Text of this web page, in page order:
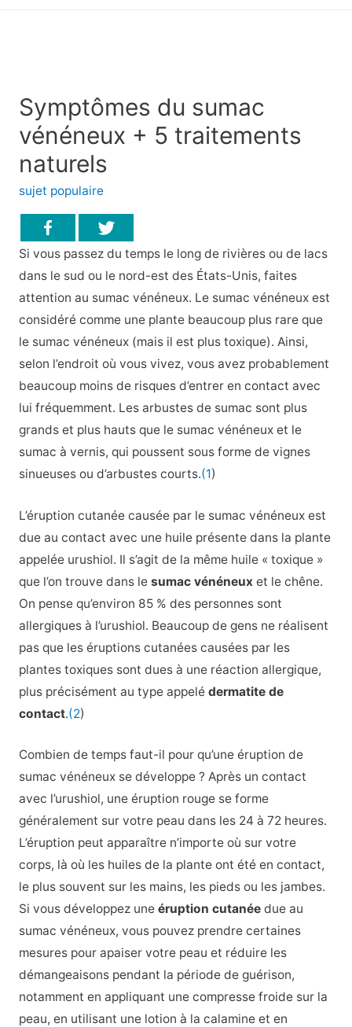
Symptômes du sumac
vénéneux + 5 traitements
naturels
sujet populaire
Si vous passez du temps le long de rivières ou de lacs
dans le sud ou le nord-est des États-Unis, faites
attention au sumac vénéneux. Le sumac vénéneux est
considéré comme une plante beaucoup plus rare que
le sumac vénéneux (mais il est plus toxique). Ainsi,
selon l’endroit où vous vivez, vous avez probablement
beaucoup moins de risques d’entrer en contact avec
lui fréquemment. Les arbustes de sumac sont plus
grands et plus hauts que le sumac vénéneux et le
sumac à vernis, qui poussent sous forme de vignes
sinueuses ou d’arbustes courts.(1)
L’éruption cutanée causée par le sumac vénéneux est
due au contact avec une huile présente dans la plante
appelée urushiol. Il s’agit de la même huile « toxique »
que l’on trouve dans le sumac vénéneuxet le chêne.
On pense qu’environ 85 % des personnes sont
allergiques à l’urushiol. Beaucoup de gens ne réalisent
pas que les éruptions cutanées causées par les
plantes toxiques sont dues à une réaction allergique,
plus précisément au type appelé dermatite de
contact.(2)
Combien de temps faut-il pour qu’une éruption de
sumac vénéneux se développe ? Après un contact
avec l’urushiol, une éruption rouge se forme
généralement sur votre peau dans les 24 à 72 heures.
L’éruption peut apparaître n’importe où sur votre
corps, là où les huiles de la plante ont été en contact,
le plus souvent sur les mains, les pieds ou les jambes.
Si vous développez une éruption cutanéedue au
sumac vénéneux, vous pouvez prendre certaines
mesures pour apaiser votre peau et réduire les
démangeaisons pendant la période de guérison,
notamment en appliquant une compresse froide sur la
peau, en utilisant une lotion à la calamine et en